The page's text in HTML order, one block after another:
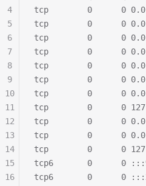
tcp        0      0
tcp        0      0
tcp        0      0
tcp        0      0
tcp        0      0
tcp        0      0
tcp        0      0
tcp        0      0
tcp        0      0
tcp        0      0
tcp        0      0
tcp6       0      0
tcp6       0      0
4
5
6
7
8
9
10
11
12
13
14
15
16